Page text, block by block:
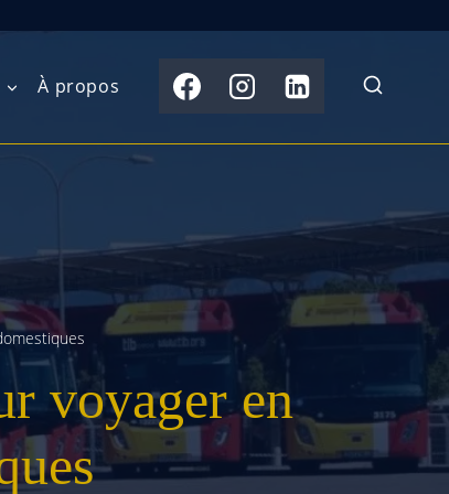
Sous-continent
indien
Asie du Sud-Est
Extrême-Orient
À propos
voyager en